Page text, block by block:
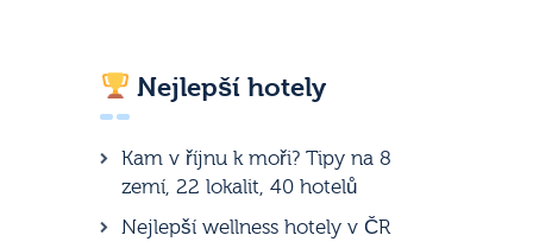
Nejlepší hotely
Kam v říjnu k moři? Tipy na 8
zemí, 22 lokalit, 40 hotelů
Nejlepší wellness hotely v ČR